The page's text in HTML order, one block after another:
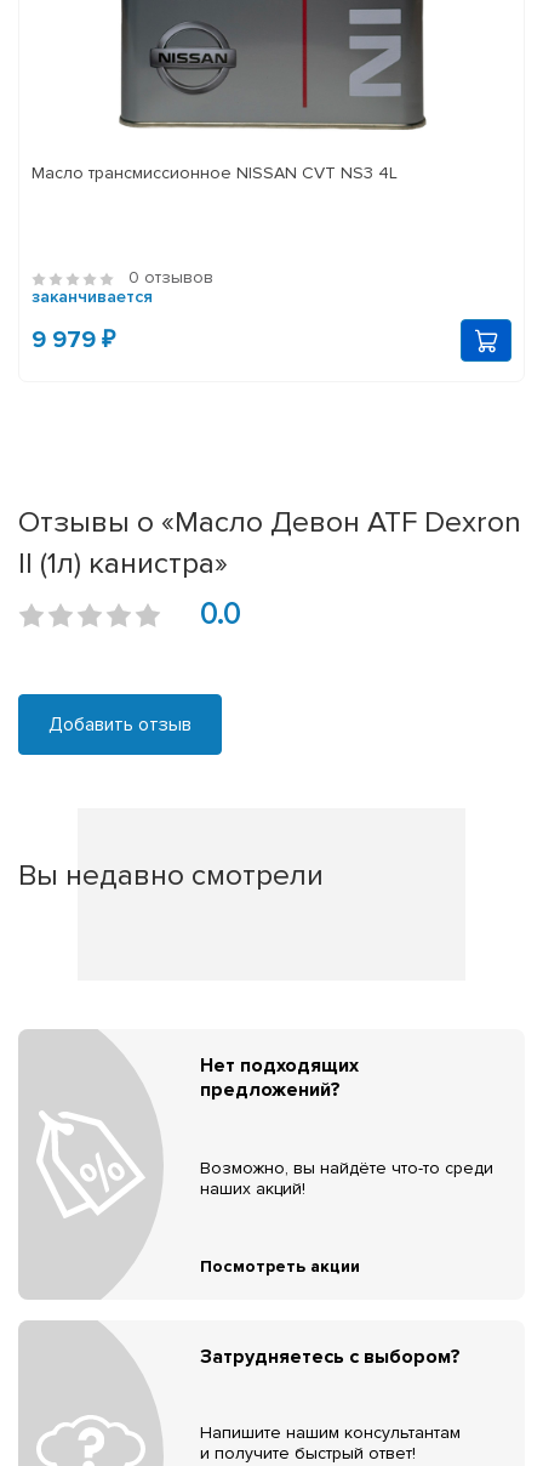
Масло трансмиссионное NISSAN CVT NS3 4L
0 отзывов
заканчивается
9 979 ₽
Отзывы о «Масло Девон ATF Dexron
II (1л) канистра»
0.0
Добавить отзыв
Вы недавно смотрели
Нет подходящих
предложений?
Возможно, вы найдёте что-то среди
наших акций!
Посмотреть акции
Затрудняетесь с выбором?
Напишите нашим консультантам
и получите быстрый ответ!